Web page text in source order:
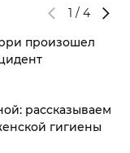
1 / 4
произошел
рассказываем
гигиены